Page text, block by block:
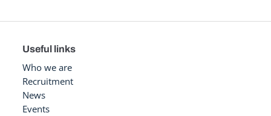
Useful links
Who we are
Recruitment
News
Events